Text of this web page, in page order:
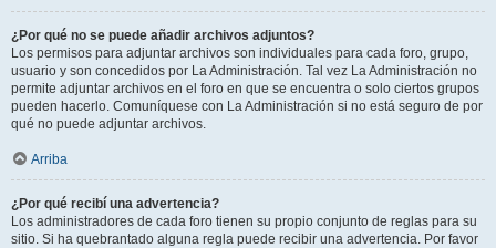
¿Por qué no se puede añadir archivos adjuntos?
Los permisos para adjuntar archivos son individuales para cada foro, grupo,
usuario y son concedidos por La Administración. Tal vez La Administración no
permite adjuntar archivos en el foro en que se encuentra o solo ciertos grupos
pueden hacerlo. Comuníquese con La Administración si no está seguro de por
qué no puede adjuntar archivos.
Arriba
¿Por qué recibí una advertencia?
Los administradores de cada foro tienen su propio conjunto de reglas para su
sitio. Si ha quebrantado alguna regla puede recibir una advertencia. Por favor